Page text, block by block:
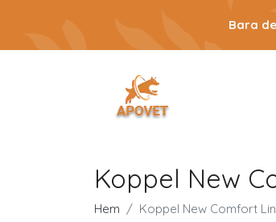
Bara
Koppel New
Hem Koppel New Comfort